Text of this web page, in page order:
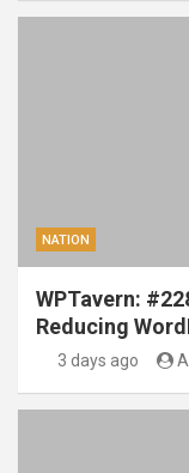
NATION
WPTavern:
Reducing
3 days ago